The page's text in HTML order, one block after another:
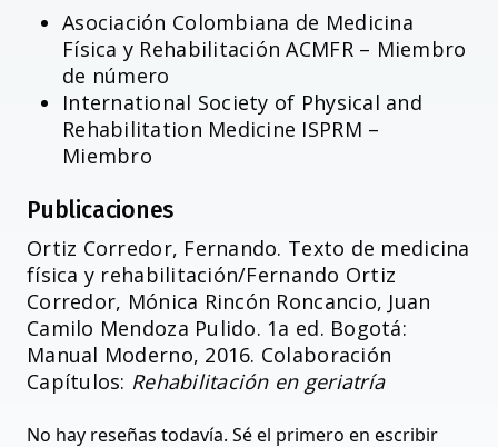
Asociación Colombiana de Medicina
Física y Rehabilitación ACMFR – Miembro
de número
International Society of Physical and
Rehabilitation Medicine ISPRM –
Miembro
Publicaciones
Ortiz Corredor, Fernando. Texto de medicina
física y rehabilitación/Fernando Ortiz
Corredor, Mónica Rincón Roncancio, Juan
Camilo Mendoza Pulido. 1a ed. Bogotá:
Manual Moderno, 2016. Colaboración
Capítulos: Rehabilitación en geriatría
No hay reseñas todavía. Sé el primero en escribir